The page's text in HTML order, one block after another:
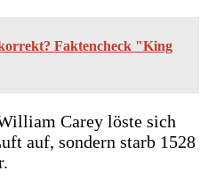
Faktencheck "King
Carey löste sich
auf, sondern starb 1528